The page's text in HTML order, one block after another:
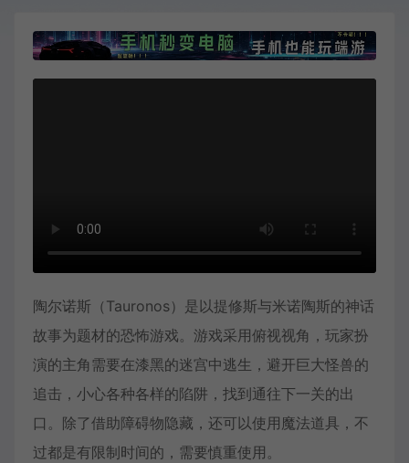
陶尔诺斯（Tauronos）是以提修斯与米诺陶斯的神话
故事为题材的恐怖游戏。游戏采用俯视视角，玩家扮
演的主角需要在漆黑的迷宫中逃生，避开巨大怪兽的
追击，小心各种各样的陷阱，找到通往下一关的出
口。除了借助障碍物隐藏，还可以使用魔法道具，不
过都是有限制时间的，需要慎重使用。